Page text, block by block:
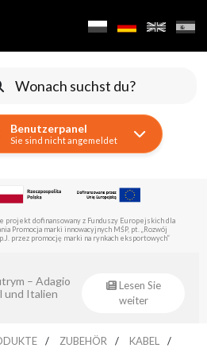
Benutzerpanel
Sie sind nicht angemeldet
der Untermaßnahme 1.1 ein vom Europäischen
kofinanziertes Projekt durch.
von
Lesen Sie
weiter
ZUBEHÖR
KABEL